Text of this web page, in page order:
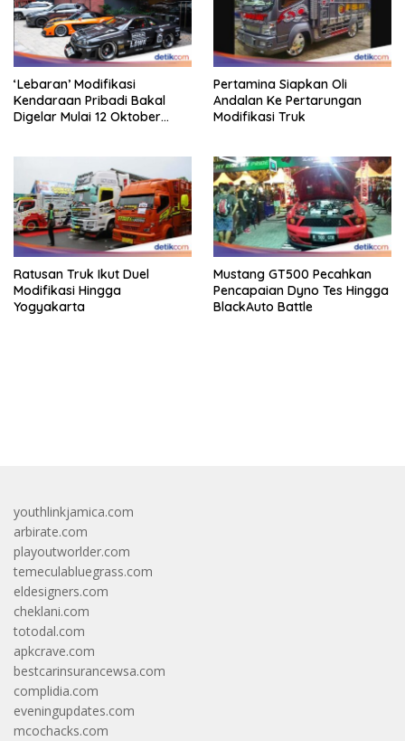
‘Lebaran’ Modifikasi
Kendaraan Pribadi Bakal
Digelar Mulai 12 Oktober
Pertamina Siapkan Oli
Andalan Ke Pertarungan
Modifikasi Truk
Ratusan Truk Ikut Duel
Modifikasi Hingga
Yogyakarta
Mustang GT500 Pecahkan
Pencapaian Dyno Tes Hingga
BlackAuto Battle
youthlinkjamica.com
arbirate.com
playoutworlder.com
temeculabluegrass.com
eldesigners.com
cheklani.com
totodal.com
apkcrave.com
bestcarinsurancewsa.com
complidia.com
eveningupdates.com
mcochacks.com